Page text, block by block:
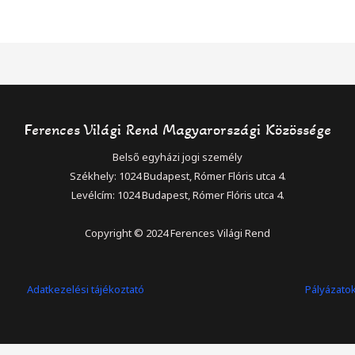
Ferences Világi Rend Magyarországi Közössége
Belső egyházi jogi személy
Székhely: 1024 Budapest, Rómer Flóris utca 4.
Levélcím: 1024 Budapest, Rómer Flóris utca 4.
Copyright © 2024 Ferences Világi Rend
Adatkezelési tájékoztató